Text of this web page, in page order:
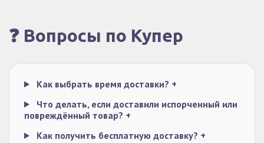
❓ Вопросы по Купер
Как выбрать время доставки? +
Что делать, если доставили испорченный или
повреждённый товар? +
Как получить бесплатную доставку? +